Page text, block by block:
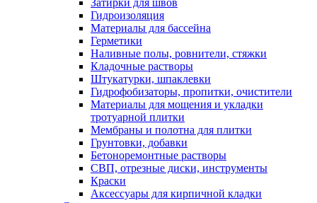
Затирки для швов
Гидроизоляция
Материалы для бассейна
Герметики
Наливные полы, ровнители, стяжки
Кладочные растворы
Штукатурки, шпаклевки
Гидрофобизаторы, пропитки, очистители
Материалы для мощения и укладки
тротуарной плитки
Мембраны и полотна для плитки
Грунтовки, добавки
Бетоноремонтные растворы
СВП, отрезные диски, инструменты
Краски
Аксессуары для кирпичной кладки